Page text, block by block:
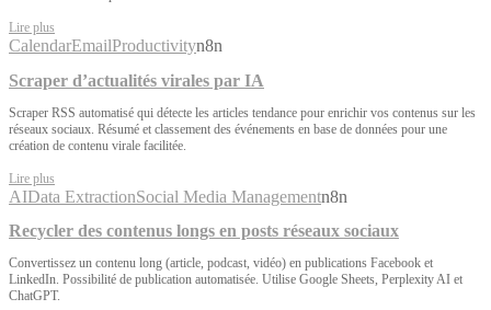
Lire plus
CalendarEmailProductivityn8n
Scraper d’actualités virales par IA
Scraper RSS automatisé qui détecte les articles tendance pour enrichir vos contenus sur les
réseaux sociaux. Résumé et classement des événements en base de données pour une
création de contenu virale facilitée.
Lire plus
AIData ExtractionSocial Media Managementn8n
Recycler des contenus longs en posts réseaux sociaux
Convertissez un contenu long (article, podcast, vidéo) en publications Facebook et
LinkedIn. Possibilité de publication automatisée. Utilise Google Sheets, Perplexity AI et
ChatGPT.